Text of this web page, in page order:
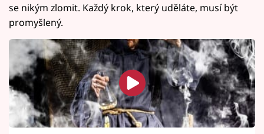
se nikým zlomit. Každý krok, který uděláte, musí být
promyšlený.